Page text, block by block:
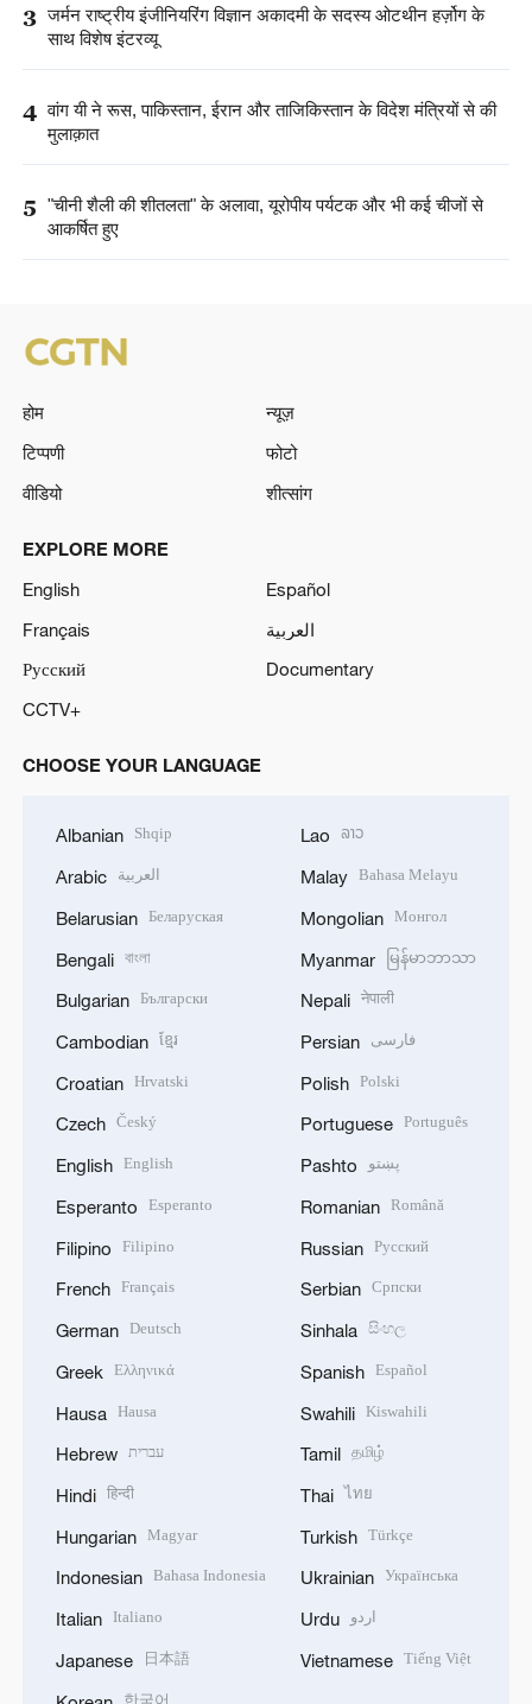
3 जर्मन राष्ट्रीय इंजीनियरिंग विज्ञान अकादमी के सदस्य ओटथीन हर्ज़ोग के
साथ विशेष इंटरव्यू
4 वांग यी ने रूस, पाकिस्तान, ईरान और ताजिकिस्तान के विदेश मंत्रियों से की
मुलाक़ात
5 "चीनी शैली की शीतलता" के अलावा, यूरोपीय पर्यटक और भी कई चीजों से
आकर्षित हुए
होम
न्यूज़
टिप्पणी
फोटो
वीडियो
शीत्सांग
EXPLORE MORE
English
Español
Français
العربية
Русский
Documentary
CCTV+
CHOOSE YOUR LANGUAGE
Albanian Shqip
Arabic العربية
Belarusian Беларуская
Bengali বাংলা
Bulgarian Български
Cambodian ខ្មែរ
Croatian Hrvatski
Czech Český
English English
Esperanto Esperanto
Filipino Filipino
French Français
German Deutsch
Greek Ελληνικά
Hausa Hausa
Hebrew עברית
Hindi हिन्दी
Hungarian Magyar
Indonesian Bahasa Indonesia
Italian Italiano
Japanese 日本語
Lao ລາວ
Malay Bahasa Melayu
Mongolian Монгол
Myanmar မြန်မာဘာသာ
Nepali नेपाली
Persian فارسی
Polish Polski
Portuguese Português
Pashto پښتو
Romanian Română
Russian Русский
Serbian Српски
Sinhala සිංහල
Spanish Español
Swahili Kiswahili
Tamil தமிழ்
Thai ไทย
Turkish Türkçe
Ukrainian Українська
Urdu اردو
Vietnamese Tiếng Việt